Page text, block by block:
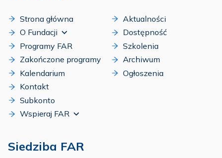
Strona główna
O Fundacji
Programy FAR
Zakończone programy
Kalendarium
Kontakt
Subkonto
Wspieraj FAR
Aktualności
Dostępność
Szkolenia
Archiwum
Ogłoszenia
Siedziba FAR